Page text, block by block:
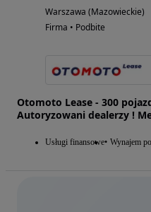
Warszawa (Mazowieckie)
Firma • Podbite
Otomoto Lease - 300
Autoryzowani dealerzy !
Usługi finansowe Wynajem